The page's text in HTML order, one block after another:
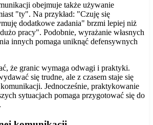
obejmuje także używanie
"ty". Na przykład: "Czuję się
dodatkowe zadania" brzmi lepiej niż
pracy". Podobnie, wyrażanie własnych
innych pomaga uniknąć defensywnych
że granic wymaga odwagi i praktyki.
się trudne, ale z czasem staje się
Jednocześnie, praktykowanie
sytuacjach pomaga przygotować się do